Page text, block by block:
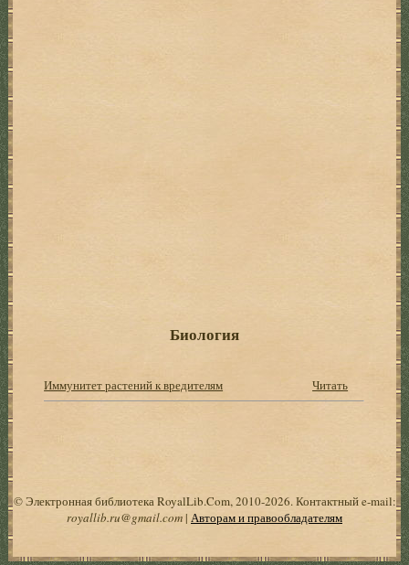
Биология
Иммунитет растений к вредителям Читать
© Электронная библиотека RoyalLib.Com, 2010-2026. Контактный e-mail:
royallib.ru@gmail.com| Авторам и правообладателям